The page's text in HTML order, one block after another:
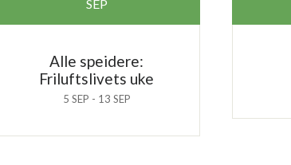
SEP
Alle speidere:
Friluftslivets uke
5 SEP - 13 SEP